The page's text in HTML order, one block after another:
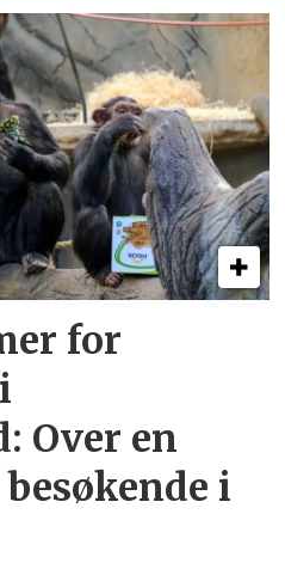
for
Over en
i